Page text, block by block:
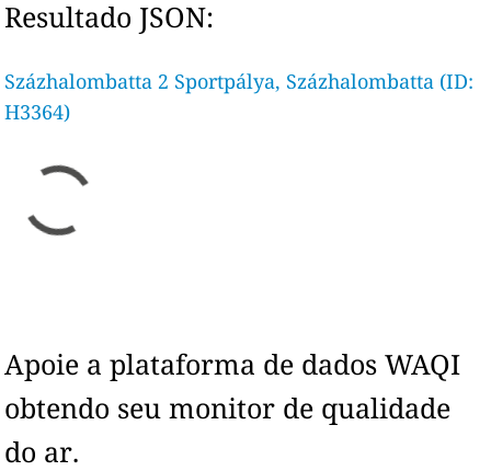
Resultado JSON:
Százhalombatta 2 Sportpálya, Százhalombatta (ID:
H3364)
Apoie a plataforma de dados WAQI
obtendo seu monitor de qualidade
do ar.